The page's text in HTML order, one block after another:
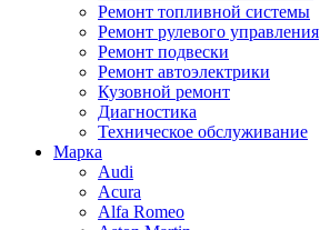
Ремонт топливной системы
Ремонт рулевого управления
Ремонт подвески
Ремонт автоэлектрики
Кузовной ремонт
Диагностика
Техническое обслуживание
Марка
Audi
Acura
Alfa Romeo